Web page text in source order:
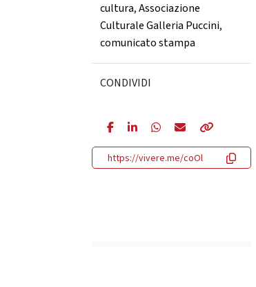
cultura,Associazione
Culturale Galleria Puccini,
comunicato stampa
CONDIVIDI
https://vivere.me/coOl